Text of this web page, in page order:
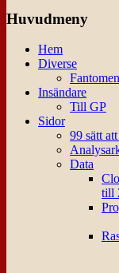
Huvudmeny
Hem
Diverse
Insändare
Till GP
Sidor
99 sätt
Data
till